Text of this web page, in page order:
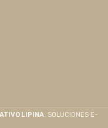
LIPINA. SOLUCIONES E-